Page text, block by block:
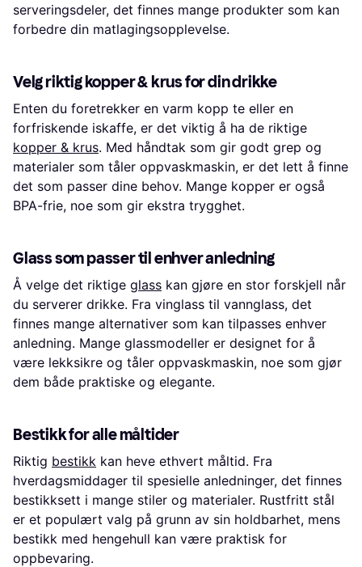
serveringsdeler, det finnes mange produkter som kan
forbedre din matlagingsopplevelse.
Velg riktig kopper & krus for din drikke
Enten du foretrekker en varm kopp te eller en
forfriskende iskaffe, er det viktig å ha de riktige
kopper & krus. Med håndtak som gir godt grep og
materialer som tåler oppvaskmaskin, er det lett å finne
det som passer dine behov. Mange kopper er også
BPA-frie, noe som gir ekstra trygghet.
Glass som passer til enhver anledning
Å velge det riktige glass kan gjøre en stor forskjell når
du serverer drikke. Fra vinglass til vannglass, det
finnes mange alternativer som kan tilpasses enhver
anledning. Mange glassmodeller er designet for å
være lekksikre og tåler oppvaskmaskin, noe som gjør
dem både praktiske og elegante.
Bestikk for alle måltider
Riktig bestikk kan heve ethvert måltid. Fra
hverdagsmiddager til spesielle anledninger, det finnes
bestikksett i mange stiler og materialer. Rustfritt stål
er et populært valg på grunn av sin holdbarhet, mens
bestikk med hengehull kan være praktisk for
oppbevaring.